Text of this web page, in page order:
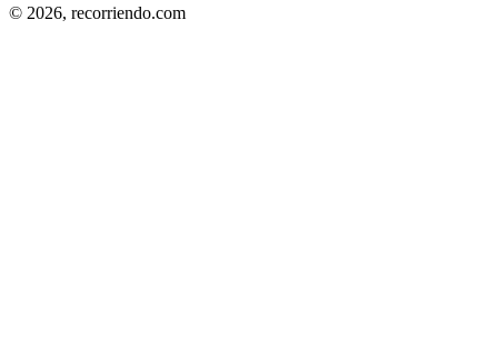
© 2026, recorriendo.com